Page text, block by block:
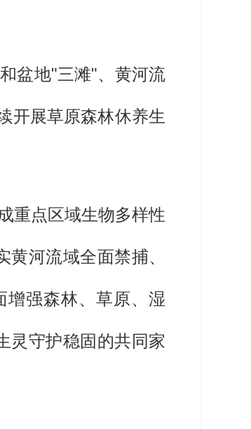
盆地"三滩"、黄河流
开展草原森林休养生
重点区域生物多样性
河流域全面禁捕、
增强森林、草原、湿
灵守护稳固的共同家